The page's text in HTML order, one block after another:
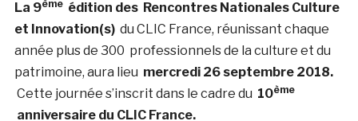
La 9èmeédition des Rencontres Nationales Culture
et Innovation(s)du CLIC France, réunissant chaque
année plus de 300 professionnels de la culture et du
patrimoine, aura lieu mercredi 26 septembre 2018.
Cette journée s’inscrit dans le cadre du 10ème
anniversaire du CLIC France.